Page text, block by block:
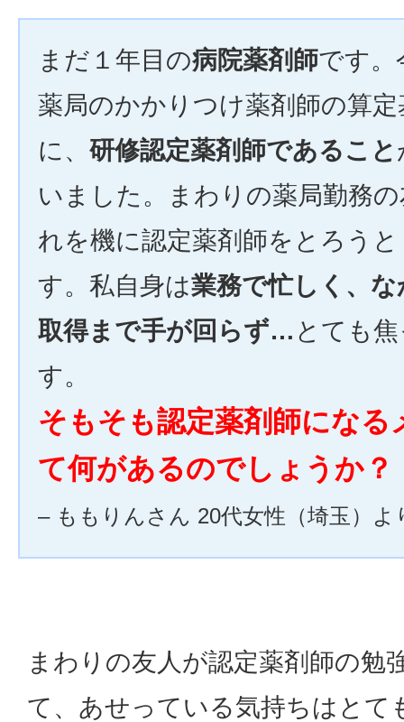
まだ１年目の病院薬剤師です。
薬局のかかりつけ薬剤師の算
に、 研修認定薬剤師であること
いました。まわりの薬局勤務
れを機に認定薬剤師をとろう
す。私自身は業務で忙しく、
取得まで手が回らず… とても
す。
そもそも認定薬剤師になる
て何があるのでしょうか？
– ももりんさん 20代女性（埼玉）よ
まわりの友人が認定薬剤師の勉
て、あせっている気持ちはとて